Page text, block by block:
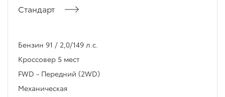
Стандарт
Бензин 91 / 2,0/149 л.с.
Кроссовер 5 мест
FWD - Передний (2WD)
Механическая